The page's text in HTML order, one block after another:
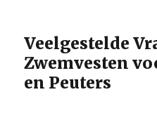
Veelgestelde
Zwemvesten
en Peuters